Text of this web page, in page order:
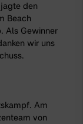
den
Beach
Als Gewinner
wir uns
Am
von